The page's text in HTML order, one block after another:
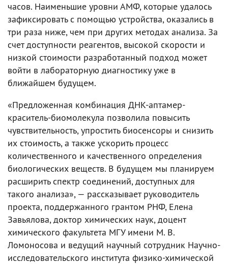
часов. Наименьшие уровни АМФ, которые удалось
зафиксировать с помощью устройства, оказались в
три раза ниже, чем при других методах анализа. За
счет доступности реагентов, высокой скорости и
низкой стоимости разработанный подход может
войти в лабораторную диагностику уже в
ближайшем будущем.
«Предложенная комбинация ДНК-аптамер-
краситель-биомолекула позволила повысить
чувствительность, упростить биосенсоры и снизить
их стоимость, а также ускорить процесс
количественного и качественного определения
биологических веществ. В будущем мы планируем
расширить спектр соединений, доступных для
такого анализа», — рассказывает руководитель
проекта, поддержанного грантом РНФ, Елена
Завьялова, доктор химических наук, доцент
химического факультета МГУ имени М. В.
Ломоносова и ведущий научный сотрудник Научно-
исследовательского института физико-химической